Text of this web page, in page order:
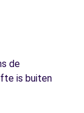
de
is buiten